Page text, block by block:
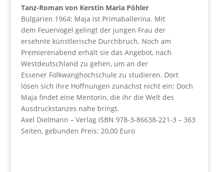
Tanz-Roman von Kerstin Maria Pöhler
Bulgarien 1964: Maja ist Primaballerina. Mit
dem Feuervogel gelingt der jungen Frau der
ersehnte künstlerische Durchbruch. Noch am
Premierenabend erhält sie das Angebot, nach
Westdeutschland zu gehen, um an der
Essener Folkwanghochschule zu studieren. Dort
lösen sich ihre Hoffnungen zunächst nicht ein: Doch
Maja findet eine Mentorin, die ihr die Welt des
Ausdruckstanzes nahe bringt.
Axel Dielmann – Verlag ISBN 978-3-86638-221-3 – 363
Seiten, gebunden Preis: 20,00 Euro